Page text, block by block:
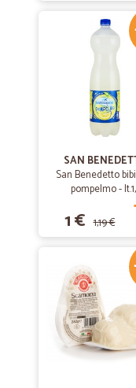
SAN
San Benedetto
pompelmo -
1 € 1,19 €